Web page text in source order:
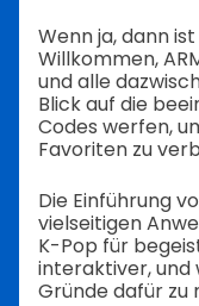
Wenn ja, dann
Willkommen,
und alle
Blick auf die
Codes werfen,
Favoriten zu
Die Einführung
vielseitigen
K-Pop für
interaktiver, und
Gründe dafür zu